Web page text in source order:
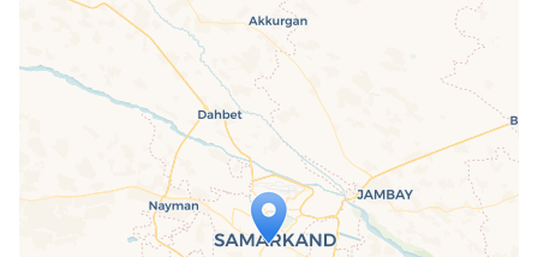
Travelers' Map is loading...
If you see this after your page is